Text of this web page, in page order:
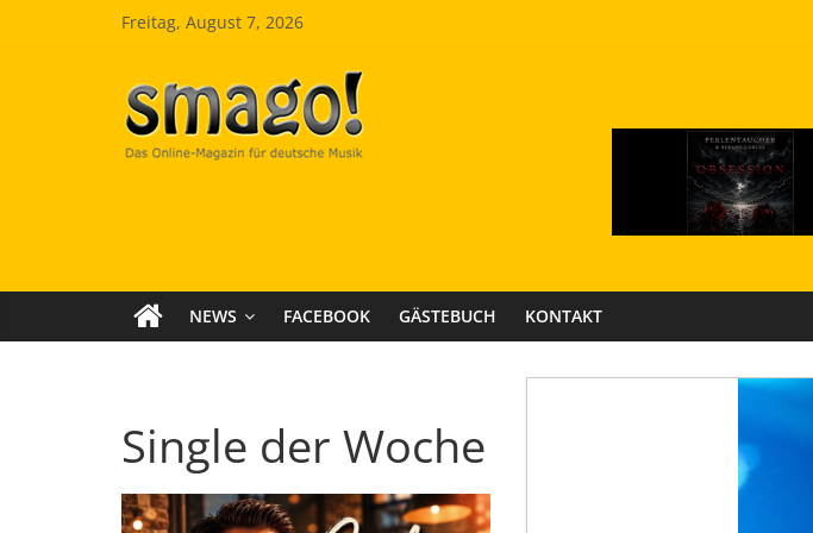
Freitag, August 7, 2026
Smago
SchlagerMAGazinOnline
NEWS FACEBOOK GÄSTEBUCH KONTAKT
Single der Woche